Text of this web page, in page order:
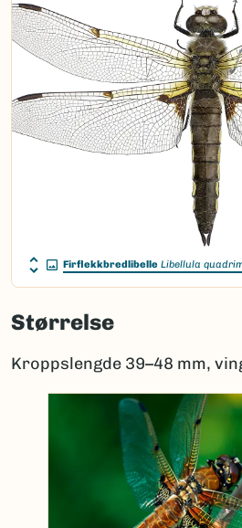
Firflekkbredlibelle Libellula
Størrelse
Kroppslengde 39–48 mm,